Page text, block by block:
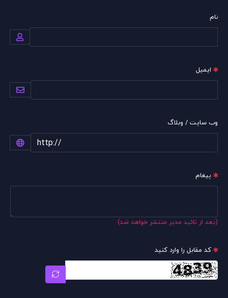
نام
ایمیل
وب سایت / وبلاگ
پیغام
(بعد از تائید مدیر منتشر خواهد شد)
کد مقابل را وارد کنید